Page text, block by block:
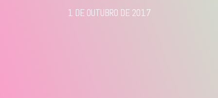
1 DE OUTUBRO DE 2017